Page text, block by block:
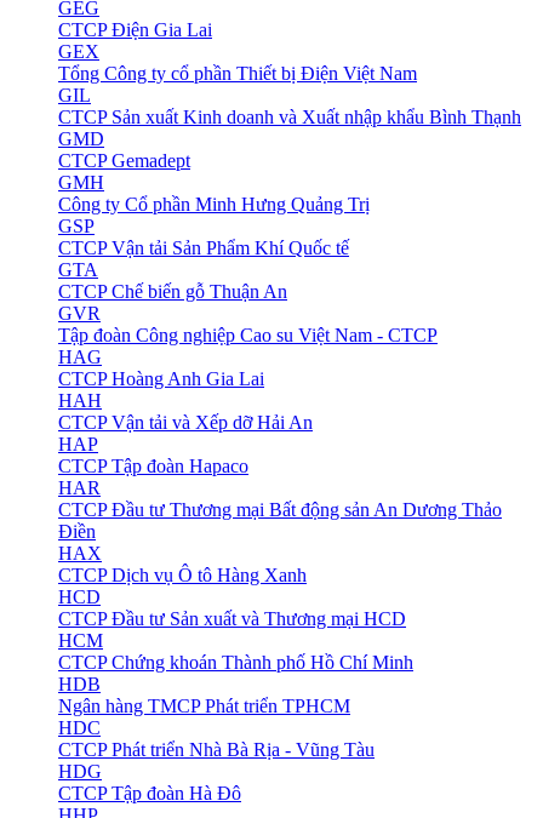
GEG
CTCP Điện Gia Lai
GEX
Tổng Công ty cổ phần Thiết bị Điện Việt Nam
GIL
CTCP Sản xuất Kinh doanh và Xuất nhập khẩu Bình Thạnh
GMD
CTCP Gemadept
GMH
Công ty Cổ phần Minh Hưng Quảng Trị
GSP
CTCP Vận tải Sản Phẩm Khí Quốc tế
GTA
CTCP Chế biến gỗ Thuận An
GVR
Tập đoàn Công nghiệp Cao su Việt Nam - CTCP
HAG
CTCP Hoàng Anh Gia Lai
HAH
CTCP Vận tải và Xếp dỡ Hải An
HAP
CTCP Tập đoàn Hapaco
HAR
CTCP Đầu tư Thương mại Bất động sản An Dương Thảo
Điền
HAX
CTCP Dịch vụ Ô tô Hàng Xanh
HCD
CTCP Đầu tư Sản xuất và Thương mại HCD
HCM
CTCP Chứng khoán Thành phố Hồ Chí Minh
HDB
Ngân hàng TMCP Phát triển TPHCM
HDC
CTCP Phát triển Nhà Bà Rịa - Vũng Tàu
HDG
CTCP Tập đoàn Hà Đô